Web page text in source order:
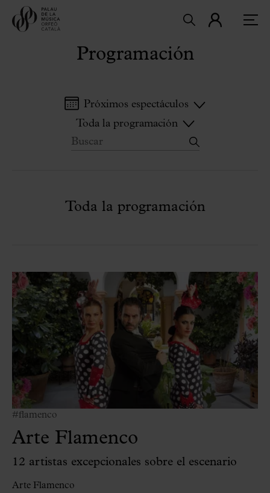
Programación
Próximos espectáculos
Toda la programación
Toda la programación
#flamenco
Arte Flamenco
12 artistas excepcionales sobre el escenario
Arte Flamenco